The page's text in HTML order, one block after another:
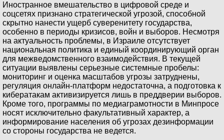
Иностранное вмешательство в цифровой среде и
соцсетях признано стратегической угрозой, способной
скрытно нанести ущерб суверенитету государства,
особенно в периоды кризисов, войн и выборов. Несмотря
на актуальность проблемы, в Израиле отсутствует
национальная политика и единый координирующий орган
для межведомственного взаимодействия. В текущей
ситуации выявлены серьезные системные пробелы:
мониторинг и оценка масштабов угрозы затруднены,
регуляция онлайн-платформ недостаточна, а подготовка к
кибератакам активизируется лишь в преддверии выборов.
Кроме того, программы по медиаграмотности в Минпросе
носят исключительно факультативный характер, а
информирование населения об угрозах дезинформации
со стороны государства не ведется.